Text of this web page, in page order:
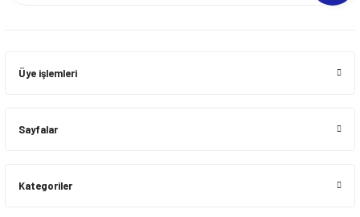
Üye işlemleri
Sayfalar
Kategoriler